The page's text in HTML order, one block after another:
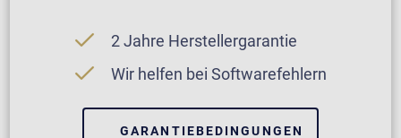
2 Jahre Herstellergarantie
Wir helfen bei Softwarefehlern
GARANTIEBEDINGUNGEN